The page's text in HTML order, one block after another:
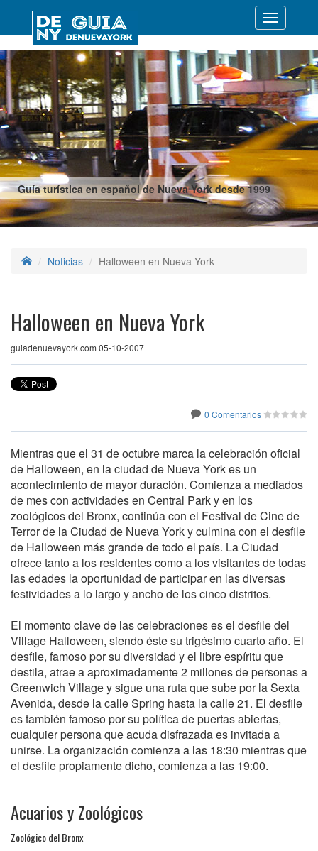
Guía turística en español de Nueva York desde 1999
Desplegar
Noticias Halloween en Nueva York
Halloween en Nueva York
guiadenuevayork.com 05-10-2007
0 Comentarios
Mientras que el 31 de octubre marca la celebración oficial
de Halloween, en la ciudad de Nueva York es un
acontecimiento de mayor duración. Comienza a mediados
de mes con actividades en Central Park y en los
zoológicos del Bronx, continúa con el Festival de Cine de
Terror de la Ciudad de Nueva York y culmina con el desfile
de Halloween más grande de todo el país. La Ciudad
ofrece tanto a los residentes como a los visitantes de todas
las edades la oportunidad de participar en las diversas
festividades a lo largo y ancho de los cinco distritos.
El momento clave de las celebraciones es el desfile del
Village Halloween, siendo éste su trigésimo cuarto año. El
desfile, famoso por su diversidad y el libre espíritu que
destila, atrae a aproximadamente 2 millones de personas a
Greenwich Village y sigue una ruta que sube por la Sexta
Avenida, desde la calle Spring hasta la calle 21. El desfile
es también famoso por su política de puertas abiertas,
cualquier persona que acuda disfrazada es invitada a
unirse. La organización comienza a las 18:30 mientras que
el desfile propiamente dicho, comienza a las 19:00.
Acuarios y Zoológicos
Zoológico del Bronx